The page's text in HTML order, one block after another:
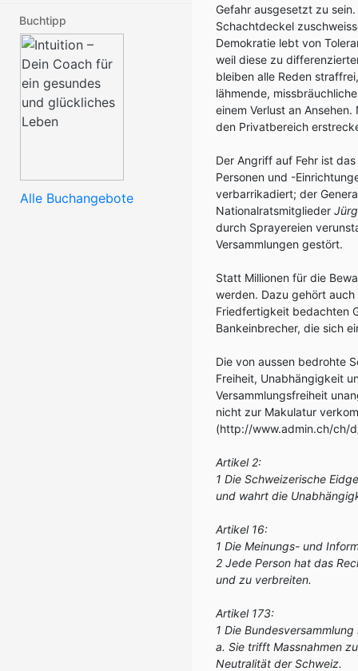
Buchtipp
Alle Buchangebote
Gefahr ausgesetzt zu
Schachtdeckel
Demokratie lebt von
weil diese zu
bleiben alle Reden
lähmende,
einem Verlust an
den Privatbereich
Der Angriff auf Fehr ist
Personen und -
verbarrikadiert; der
Nationalratsmitglieder
durch Sprayereien
Versammlungen gestört.
Statt Millionen für die
werden. Dazu gehört
Friedfertigkeit bedachten
Bankeinbrecher, die sich
Die von aussen bedrohte
Freiheit, Unabhängigkeit
Versammlungsfreiheit
nicht zur Makulatur
(http://www.admin.ch/ch/
Artikel 2:
1 Die Schweizerische
und wahrt die
Artikel 16:
1 Die Meinungs- und
2 Jede Person hat das
und zu verbreiten.
Artikel 173:
1 Die
a. Sie trifft Massnahmen
Neutralität der Schweiz.